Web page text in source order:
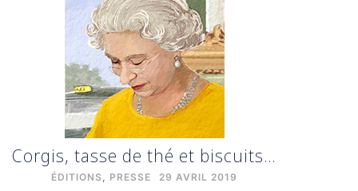
Corgis, tasse de thé et biscuits…
ÉDITIONS , PRESSE 29 AVRIL 2019